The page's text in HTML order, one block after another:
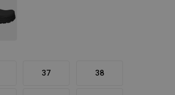
37 38